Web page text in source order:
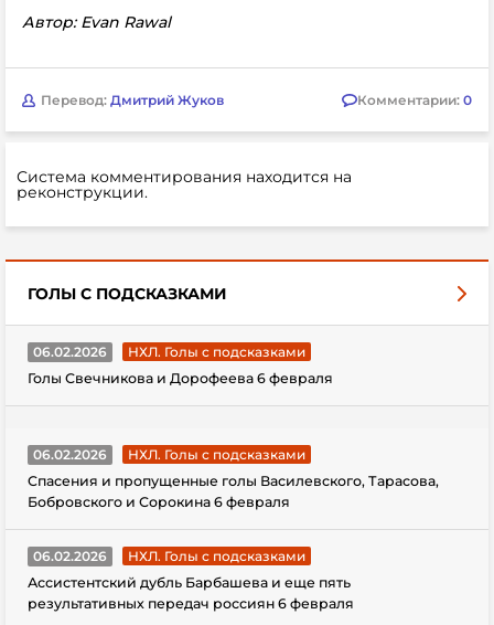
Автор:Evan Rawal
Перевод: Дмитрий Жуков Комментарии: 0
Система комментирования находится на
реконструкции.
ГОЛЫ С ПОДСКАЗКАМИ
06.02.2026
НХЛ. Голы с подсказками
Голы Свечникова и Дорофеева 6 февраля
06.02.2026
НХЛ. Голы с подсказками
Спасения и пропущенные голы Василевского, Тарасова,
Бобровского и Сорокина 6 февраля
06.02.2026
НХЛ. Голы с подсказками
Ассистентский дубль Барбашева и еще пять
результативных передач россиян 6 февраля